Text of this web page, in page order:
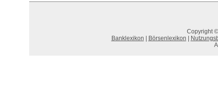
Copyright
Banklexikon
Börsenlexikon